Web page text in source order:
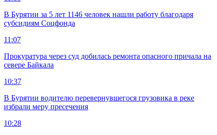
В Бурятии за 5 лет 1146 человек нашли работу благодаря
субсидиям Соцфонда
11:07
Прокуратура через суд добилась ремонта опасного причала на
севере Байкала
10:37
В Бурятии водителю перевернувшегося грузовика в реке
избрали меру пресечения
10:28